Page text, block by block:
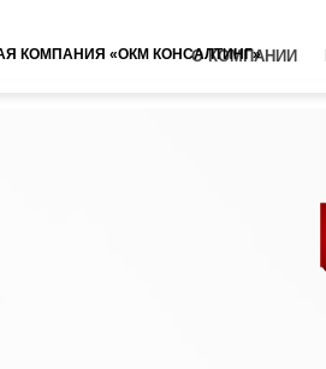
О КОМПАНИИ
КОМПАНИЯ «ОКМ КОНСАЛТИНГ»